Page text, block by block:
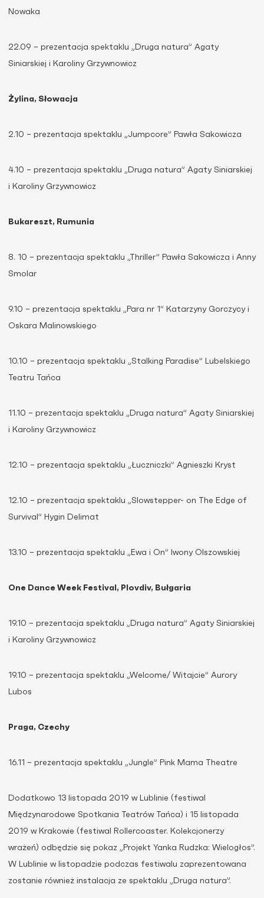
Nowaka
22.09 – prezentacja spektaklu „Druga natura” Agaty
Siniarskiej i Karoliny Grzywnowicz
Żylina, Słowacja
2.10 – prezentacja spektaklu „Jumpcore” Pawła Sakowicza
4.10 – prezentacja spektaklu „Druga natura” Agaty Siniarskiej
i Karoliny Grzywnowicz
Bukareszt, Rumunia
8. 10 – prezentacja spektaklu „Thriller” Pawła Sakowicza i Anny
Smolar
9.10 – prezentacja spektaklu „Para nr 1” Katarzyny Gorczycy i
Oskara Malinowskiego
10.10 – prezentacja spektaklu „Stalking Paradise” Lubelskiego
Teatru Tańca
11.10 – prezentacja spektaklu „Druga natura” Agaty Siniarskiej
i Karoliny Grzywnowicz
12.10 – prezentacja spektaklu „Łuczniczki” Agnieszki Kryst
12.10 – prezentacja spektaklu „Slowstepper- on The Edge of
Survival” Hygin Delimat
13.10 – prezentacja spektaklu „Ewa i On” Iwony Olszowskiej
One Dance Week Festival, Plovdiv, Bułgaria
19.10 – prezentacja spektaklu „Druga natura” Agaty Siniarskiej
i Karoliny Grzywnowicz
19.10 – prezentacja spektaklu „Welcome/ Witajcie” Aurory
Lubos
Praga, Czechy
16.11 – prezentacja spektaklu „Jungle” Pink Mama Theatre
Dodatkowo 13 listopada 2019 w Lublinie (festiwal
Międzynarodowe Spotkania Teatrów Tańca) i 15 listopada
2019 w Krakowie (festiwal Rollercoaster. Kolekcjonerzy
wrażeń) odbędzie się pokaz „Projekt Yanka Rudzka: Wielogłos”.
W Lublinie w listopadzie podczas festiwalu zaprezentowana
zostanie również instalacja ze spektaklu „Druga natura”.